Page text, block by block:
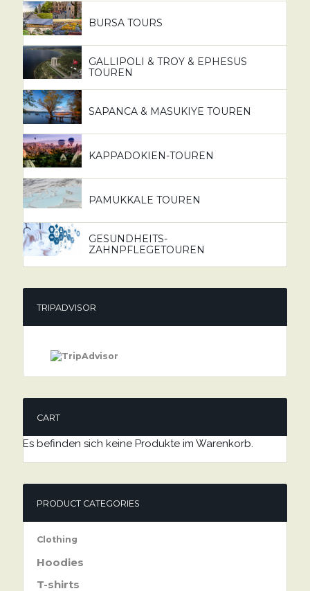
BURSA TOURS
GALLIPOLI & TROY & EPHESUS
TOUREN
SAPANCA & MASUKIYE TOUREN
KAPPADOKIEN-TOUREN
PAMUKKALE TOUREN
GESUNDHEITS-
ZAHNPFLEGETOUREN
TRIPADVISOR
CART
Es befinden sich keine Produkte im Warenkorb.
PRODUCT CATEGORIES
Clothing
Hoodies
T-shirts